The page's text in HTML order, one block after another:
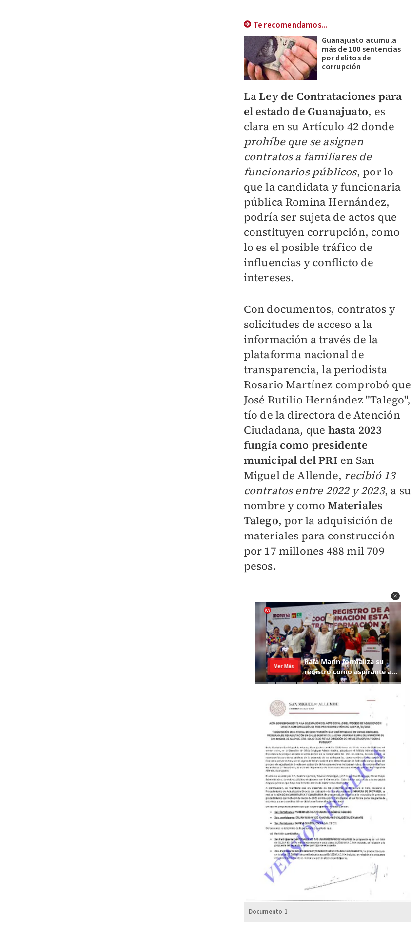
Te recomendamos...
Guanajuato acumula
más de 100 sentencias
por delitos de
corrupción
LaLey de Contrataciones para
el estado de Guanajuato, es
clara en su Artículo 42 donde
prohíbe que se asignen
contratos a familiares de
funcionarios públicos, por lo
que la candidata y funcionaria
pública Romina Hernández,
podría ser sujeta de actos que
constituyen corrupción, como
lo es el posible tráfico de
influencias y conflicto de
intereses.
Con documentos, contratos y
solicitudes de acceso a la
información a través de la
plataforma nacional de
transparencia, la periodista
Rosario Martínez comprobó que
José Rutilio Hernández "Talego",
tío de la directora de Atención
Ciudadana, que hasta 2023
fungía como presidente
municipal del PRI en San
Miguel de Allende, recibió 13
contratos entre 2022 y 2023, a su
nombre y comoMateriales
Talego, por la adquisición de
materiales para construcción
por 17 millones 488 mil 709
pesos.
Documento 1